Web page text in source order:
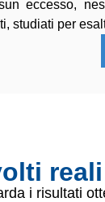
eccesso,
studiati per
reali
i risultati